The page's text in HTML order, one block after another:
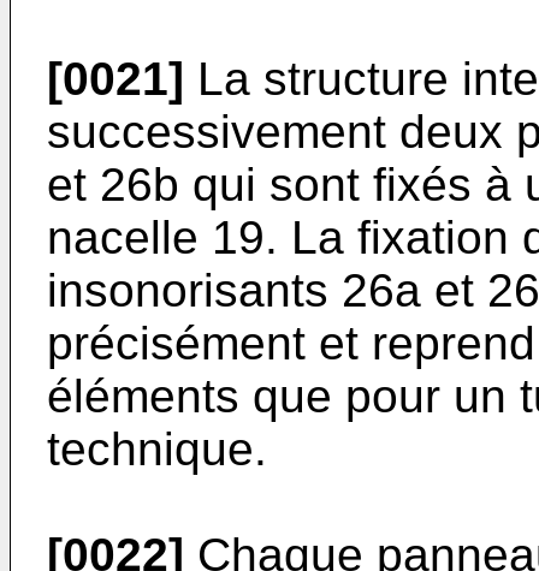
[0021] La structure
successivement deux
et 26b qui sont fixés à
nacelle 19. La fixation
insonorisants 26a et
précisément et
éléments que pour un
technique.
[0022] Chaque